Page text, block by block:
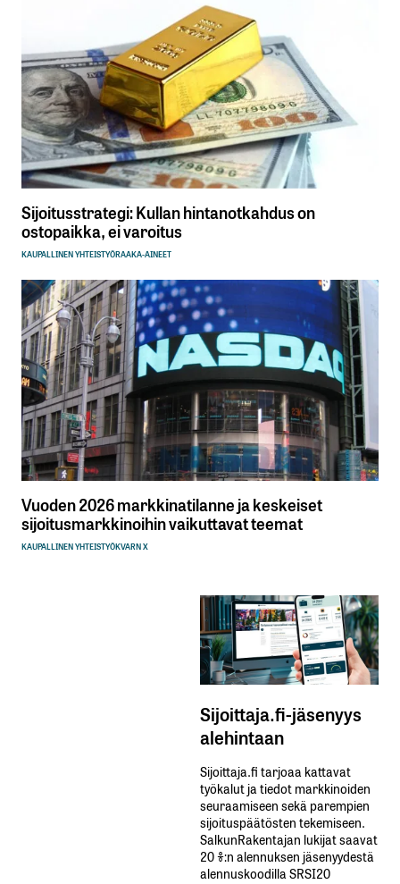
Sijoitusstrategi: Kullan hintanotkahdus on
ostopaikka, ei varoitus
KAUPALLINEN YHTEISTYÖRAAKA-AINEET
Vuoden 2026 markkinatilanne ja keskeiset
sijoitusmarkkinoihin vaikuttavat teemat
KAUPALLINEN YHTEISTYÖKVARN X
Sijoittaja.fi-jäsenyys
alehintaan
Sijoittaja.fi tarjoaa kattavat
työkalut ja tiedot markkinoiden
seuraamiseen sekä parempien
sijoituspäätösten tekemiseen.
SalkunRakentajan lukijat saavat
20 %:n alennuksen jäsenyydestä
alennuskoodilla SRSI20